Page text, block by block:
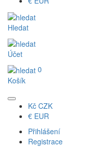
Hledat
Účet
0
Košík
Kč CZK
€ EUR
Přihlášení
Registrace